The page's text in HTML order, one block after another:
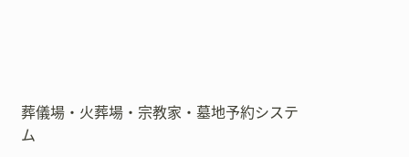
葬儀場・火葬場・宗教家・墓地予約システ
ム